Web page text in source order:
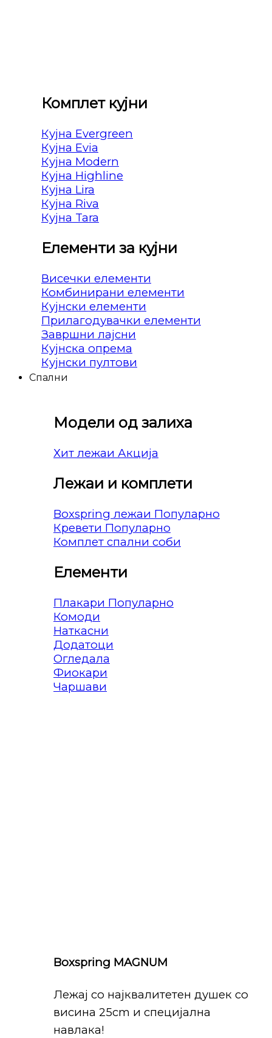
Комплет кујни
Кујна Evergreen
Кујна Evia
Кујна Modern
Кујна Highline
Кујна Lira
Кујна Riva
Кујна Tara
Елементи за кујни
Висечки елементи
Комбинирани елементи
Кујнски елементи
Прилагодувачки елементи
Завршни лајсни
Кујнска опрема
Кујнски пултови
Спални
Модели од залиха
Хит лежаи
Лежаи и комплети
Boxspring лежаи
Кревети
Комплет спални соби
Елементи
Плакари
Комоди
Наткасни
Додатоци
Огледала
Фиокари
Чаршави
Boxspring MAGNUM
Лежај со најквалитетен душек со
висина 25cm и специјална
навлака!